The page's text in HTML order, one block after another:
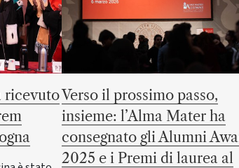
ricevutoVerso il prossimo passo,
insieme: l’Alma Mater ha
consegnato gli Alumni
2025 e i Premi di laurea al